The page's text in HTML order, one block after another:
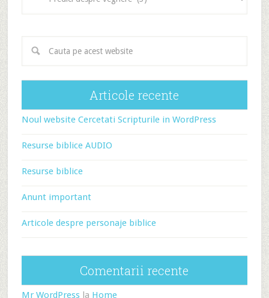
articole
Articole recente
Noul website Cercetati Scripturile in WordPress
Resurse biblice AUDIO
Resurse biblice
Anunt important
Articole despre personaje biblice
Comentarii recente
Mr WordPressla Home